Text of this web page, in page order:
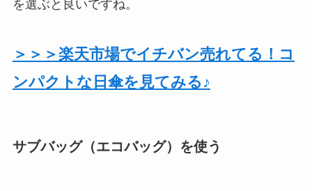
を選ぶと良いですね。
＞＞＞楽天市場でイチバン売れてる！コ
ンパクトな日傘を見てみる♪
サブバッグ（エコバッグ）を使う